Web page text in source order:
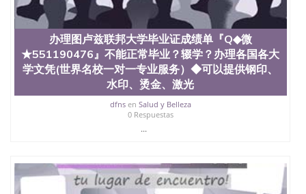
办理图卢兹联邦大学毕业证成绩单『Q◆微
★551190476』不能正常毕业？辍学？办理各国各大
学文凭(世界名校一对一专业服务）◆可以提供钢印、
水印、烫金、激光
dfnsen Salud y Belleza
0 Respuestas
...